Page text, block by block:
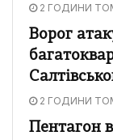
2 ГОДИНИ
Ворог
2 ГОДИНИ
Пентагон